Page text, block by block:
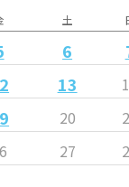
土
6
13
20
27